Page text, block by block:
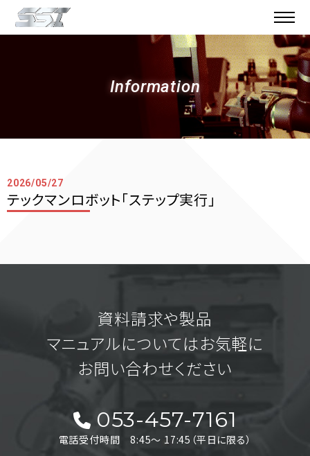
Information
2026/05/27
テックマンロボット「ステップ実行」
資料請求や製品
マニュアルについてはお気軽に
お問い合わせください
053-457-7161
電話受付時間 8:45〜 17:45（平日に限る）